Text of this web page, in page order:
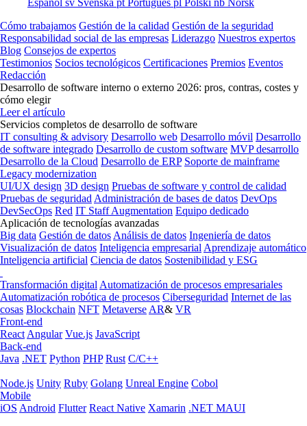
Español sv Svenska pt Português pl Polski nb Norsk
Cómo trabajamos Gestión de la calidad Gestión de la seguridad
Responsabilidad social de las empresas Liderazgo Nuestros expertos
Blog Consejos de expertos
Testimonios Socios tecnológicos Certificaciones Premios Eventos
Redacción
Desarrollo de software interno o externo 2026: pros, contras, costes y
cómo elegir
Leer el artículo
Servicios completos de desarrollo de software
IT consulting & advisory Desarrollo web Desarrollo móvil Desarrollo
de software integrado Desarrollo de custom software MVP desarrollo
Desarrollo de la Cloud Desarrollo de ERP Soporte de mainframe
Legacy modernization
UI/UX design 3D design Pruebas de software y control de calidad
Pruebas de seguridad Administración de bases de datos DevOps
DevSecOps Red IT Staff Augmentation Equipo dedicado
Aplicación de tecnologías avanzadas
Big data Gestión de datos Análisis de datos Ingeniería de datos
Visualización de datos Inteligencia empresarial Aprendizaje automático
Inteligencia artificial Ciencia de datos Sostenibilidad y ESG
Transformación digital Automatización de procesos empresariales
Automatización robótica de procesos Ciberseguridad Internet de las
cosas Blockchain NFT Metaverse AR& VR
Front-end
React Angular Vue.js JavaScript
Back-end
Java .NET Python PHP Rust C/C++
Node.js Unity Ruby Golang Unreal Engine Cobol
Mobile
iOS Android Flutter React Native Xamarin .NET MAUI